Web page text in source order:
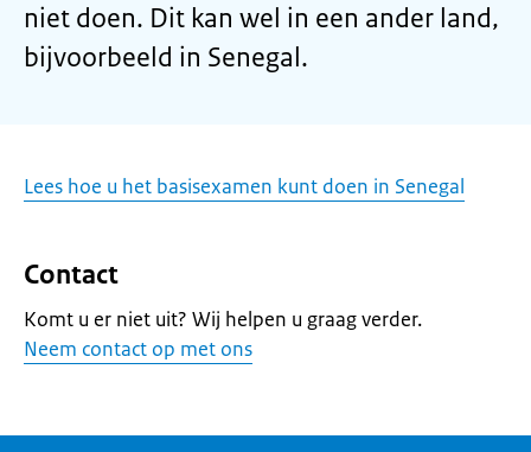
niet doen. Dit kan wel in een ander land,
bijvoorbeeld in Senegal.
Lees hoe u het basisexamen kunt doen in Senegal
Contact
Komt u er niet uit? Wij helpen u graag verder.
Neem contact op met ons